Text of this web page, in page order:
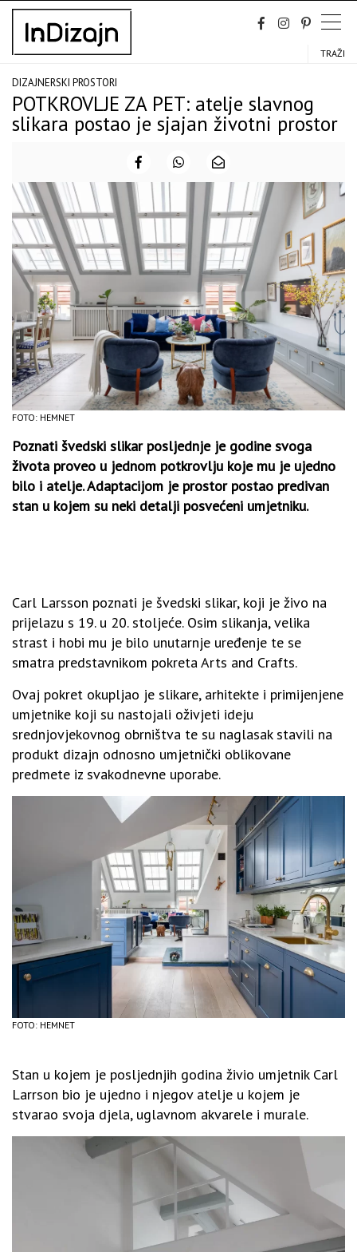
Skip
content
TRAŽI
DIZAJNERSKI PROSTORI
POTKROVLJE ZA PET: atelje slavnog
slikara postao je sjajan životni prostor
FOTO: HEMNET
Poznati švedski slikar posljednje je godine svoga
života proveo u jednom potkrovlju koje mu je ujedno
bilo i atelje. Adaptacijom je prostor postao predivan
stan u kojem su neki detalji posvećeni umjetniku.
Carl Larsson poznati je švedski slikar, koji je živo na
prijelazu s 19. u 20. stoljeće. Osim slikanja, velika
strast i hobi mu je bilo unutarnje uređenje te se
smatra predstavnikom pokreta Arts and Crafts.
Ovaj pokret okupljao je slikare, arhitekte i primijenjene
umjetnike koji su nastojali oživjeti ideju
srednjovjekovnog obrništva te su naglasak stavili na
produkt dizajn odnosno umjetnički oblikovane
predmete iz svakodnevne uporabe.
FOTO: HEMNET
Stan u kojem je posljednjih godina živio umjetnik Carl
Larrson bio je ujedno i njegov atelje u kojem je
stvarao svoja djela, uglavnom akvarele i murale.